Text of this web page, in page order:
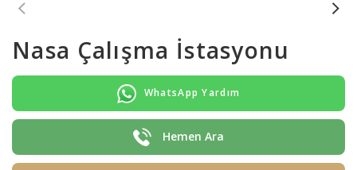
Nasa Çalışma İstasyonu
WhatsApp Yardım
Hemen Ara